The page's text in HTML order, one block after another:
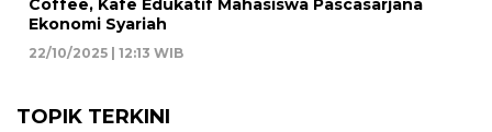
Ekonomi Syariah
22/10/2025 | 12:13 WIB
TOPIK TERKINI